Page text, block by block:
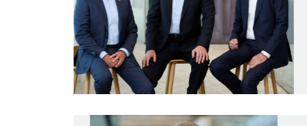
mobility Usuń wszystkie filtry